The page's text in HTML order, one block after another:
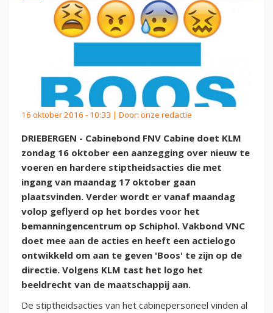
16 oktober 2016 - 10:33 | Door: onze redactie
DRIEBERGEN - Cabinebond FNV Cabine doet KLM
zondag 16 oktober een aanzegging over nieuw te
voeren en hardere stiptheidsacties die met
ingang van maandag 17 oktober gaan
plaatsvinden. Verder wordt er vanaf maandag
volop geflyerd op het bordes voor het
bemanningencentrum op Schiphol. Vakbond VNC
doet mee aan de acties en heeft een actielogo
ontwikkeld om aan te geven 'Boos' te zijn op de
directie. Volgens KLM tast het logo het
beeldrecht van de maatschappij aan.
De stiptheidsacties van het cabinepersoneel vinden al